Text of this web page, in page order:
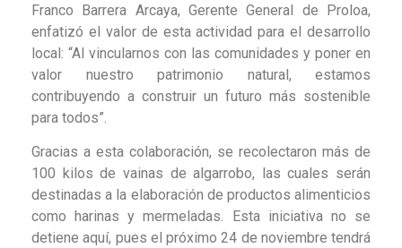
Franco Barrera Arcaya, Gerente General de Proloa,
enfatizó el valor de esta actividad para el desarrollo
local: “Al vincularnos con las comunidades y poner en
valor nuestro patrimonio natural, estamos
contribuyendo a construir un futuro más sostenible
para todos”.
Gracias a esta colaboración, se recolectaron más de
100 kilos de vainas de algarrobo, las cuales serán
destinadas a la elaboración de productos alimenticios
como harinas y mermeladas. Esta iniciativa no se
detiene aquí, pues el próximo 24 de noviembre tendrá